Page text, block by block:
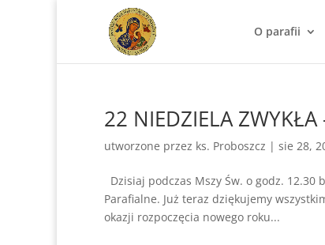
O parafii
22 NIEDZIELA
utworzone przez ks. Proboszcz | sie 28,
Dzisiaj podczas Mszy Św. o godz.
Parafialne. Już teraz dziękujemy
okazji rozpoczęcia nowego roku...